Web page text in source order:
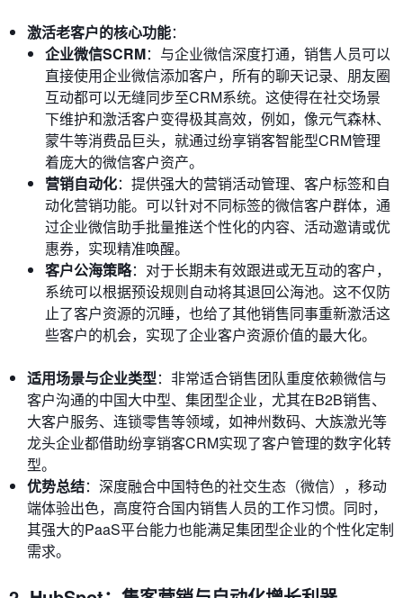
激活老客户的核心功能：
企业微信SCRM：与企业微信深度打通，销售人员可以
直接使用企业微信添加客户，所有的聊天记录、朋友圈
互动都可以无缝同步至CRM系统。这使得在社交场景
下维护和激活客户变得极其高效，例如，像元气森林、
蒙牛等消费品巨头，就通过纷享销客智能型CRM管理
着庞大的微信客户资产。
营销自动化：提供强大的营销活动管理、客户标签和自
动化营销功能。可以针对不同标签的微信客户群体，通
过企业微信助手批量推送个性化的内容、活动邀请或优
惠券，实现精准唤醒。
客户公海策略：对于长期未有效跟进或无互动的客户，
系统可以根据预设规则自动将其退回公海池。这不仅防
止了客户资源的沉睡，也给了其他销售同事重新激活这
些客户的机会，实现了企业客户资源价值的最大化。
适用场景与企业类型：非常适合销售团队重度依赖微信与
客户沟通的中国大中型、集团型企业，尤其在B2B销售、
大客户服务、连锁零售等领域，如神州数码、大族激光等
龙头企业都借助纷享销客CRM实现了客户管理的数字化转
型。
优势总结：深度融合中国特色的社交生态（微信），移动
端体验出色，高度符合国内销售人员的工作习惯。同时，
其强大的PaaS平台能力也能满足集团型企业的个性化定制
需求。